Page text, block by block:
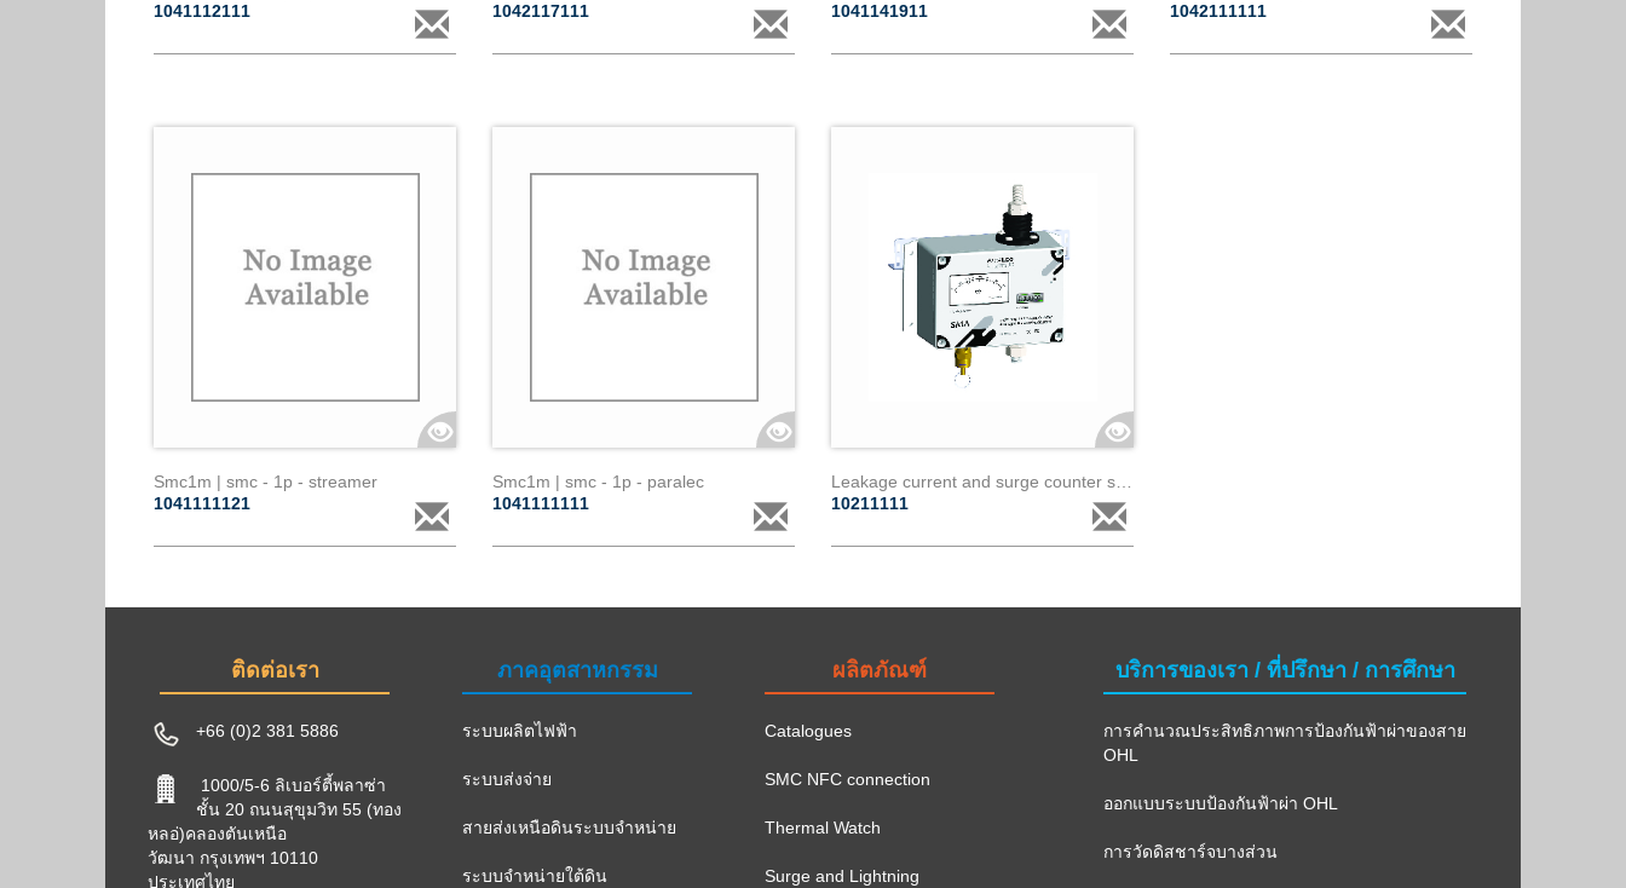
1041112111
1042117111
1041141911
1042111111
Smc1m | smc - 1p - streamer
1041111121
Smc1m | smc - 1p - paralec
1041111111
10211111
ติดต่อเรา
+66 (0)2 381 5886
1000/5-6 ลิเบอร์ตี้พลาซ่า
ชั้น 20 ถนนสุขุมวิท 55 (ทอง
หลอ่)คลองตันเหนือ
วัฒนา กรุงเทพฯ 10110
ประเทศไทย
ภาคอุตสาหกรรม
ระบบผลิตไฟฟ้า
ระบบส่งจ่าย
สายส่งเหนือดินระบบจำหน่าย
ระบบจำหน่ายใต้ดิน
ผลิตภัณฑ์
Catalogues
SMC NFC connection
Thermal Watch
Surge and Lightning
บริการของเรา / ที่ปรึกษา / การศึกษา
การคำนวณประสิทธิภาพการป้องกันฟ้าผ่าของสาย
OHL
ออกแบบระบบป้องกันฟ้าผ่า OHL
การวัดดิสชาร์จบางส่วน